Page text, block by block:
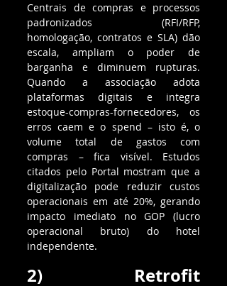
Centrais de compras e processos
padronizados (RFI/RFP,
homologação, contratos e SLA) dão
escala, ampliam o poder de
barganha e diminuem rupturas.
Quando a associação adota
plataformas digitais e integra
estoque-compras-fornecedores, os
erros caem e o spend – isto é, o
volume total de gastos com
compras – fica visível. Estudos
citados pelo Portal mostram que a
digitalização pode reduzir custos
operacionais em até 20%, gerando
impacto imediato no GOP (lucro
operacional bruto) do hotel
independente.
2) Retrofit